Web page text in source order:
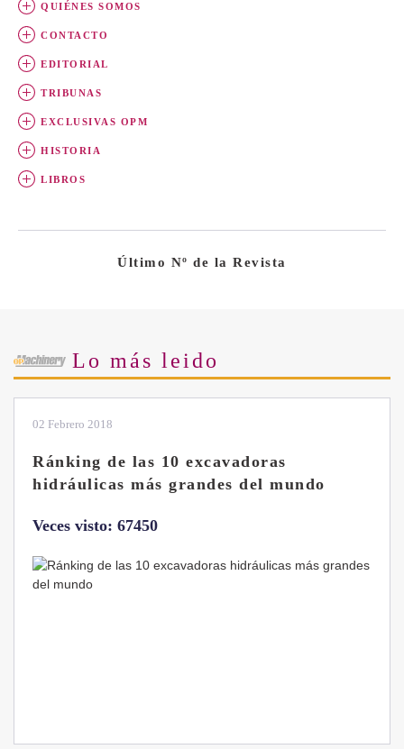
QUIÉNES SOMOS
CONTACTO
EDITORIAL
TRIBUNAS
EXCLUSIVAS OPM
HISTORIA
LIBROS
Último Nº de la Revista
Lo más leido
28 Enero 2019
Las ventajas de la excavadora Yanmar
B7 Sigma-6
Veces visto: 32217